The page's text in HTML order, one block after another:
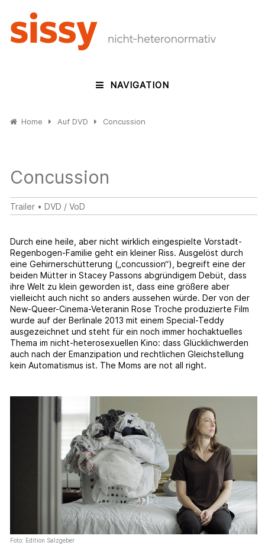
NAVIGATION
Home Auf DVD Concussion
Concussion
Trailer •DVD / VoD
Durch eine heile, aber nicht wirklich eingespielte Vorstadt-
Regenbogen-Familie geht ein kleiner Riss. Ausgelöst durch
eine Gehirnerschütterung („concussion“), begreift eine der
beiden Mütter in Stacey Passons abgründigem Debüt, dass
ihre Welt zu klein geworden ist, dass eine größere aber
vielleicht auch nicht so anders aussehen würde. Der von der
New-Queer-Cinema-Veteranin Rose Troche produzierte Film
wurde auf der Berlinale 2013 mit einem Special-Teddy
ausgezeichnet und steht für ein noch immer hochaktuelles
Thema im nicht-heterosexuellen Kino: dass Glücklichwerden
auch nach der Emanzipation und rechtlichen Gleichstellung
kein Automatismus ist. The Moms are not all right.
Foto: Edition Salzgeber